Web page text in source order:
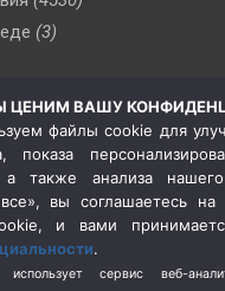
(3)
(3)
политика
(3)
в Украине
на Украине
(404)
ЦЕНИМ ВАШУ
файлы cookie для
показа
а также анализа
вы соглашаетесь на
и вами
.
сервис веб-